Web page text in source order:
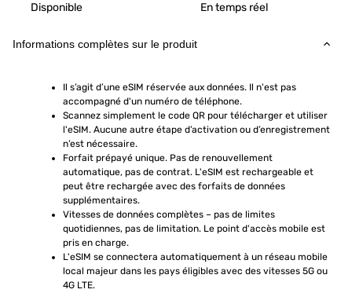
Disponible En temps réel
Informations complètes sur le produit
Il s’agit d’une eSIM réservée aux données. Il n'est pas
accompagné d'un numéro de téléphone.
Scannez simplement le code QR pour télécharger et utiliser
l'eSIM. Aucune autre étape d’activation ou d’enregistrement
n’est nécessaire.
Forfait prépayé unique. Pas de renouvellement
automatique, pas de contrat. L'eSIM est rechargeable et
peut être rechargée avec des forfaits de données
supplémentaires.
Vitesses de données complètes – pas de limites
quotidiennes, pas de limitation. Le point d'accès mobile est
pris en charge.
L'eSIM se connectera automatiquement à un réseau mobile
local majeur dans les pays éligibles avec des vitesses 5G ou
4G LTE.